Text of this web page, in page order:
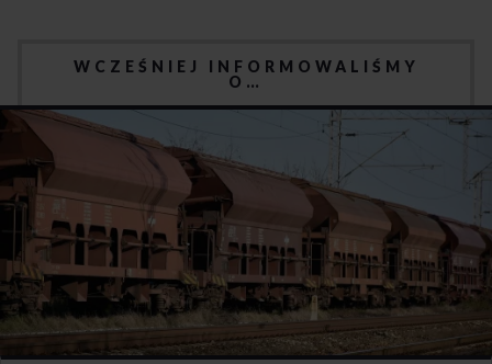
WCZEŚNIEJ INFORMOWALIŚMY
O…